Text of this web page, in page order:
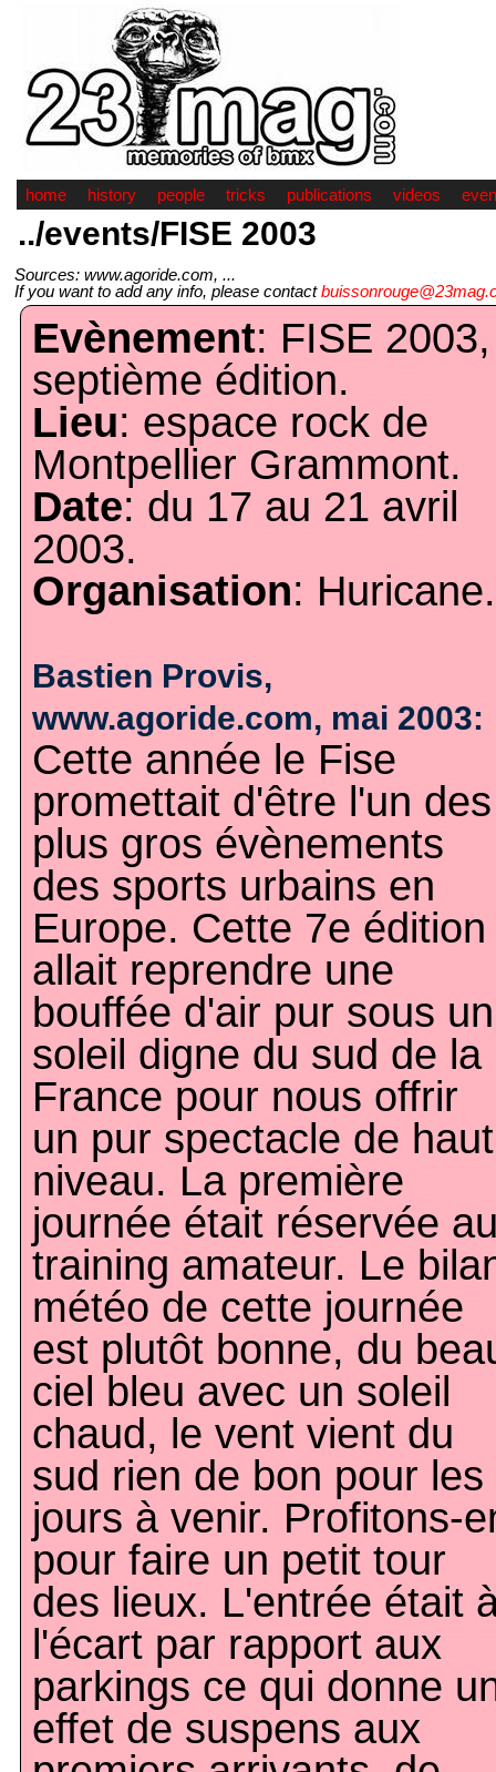
home history people tricks publications videos
../events/FISE 2003
Sources: www.agoride.com, ...
If you want to add any info, please contact
Evènement: FISE 2003,
septième édition.
Lieu: espace rock de
Montpellier Grammont.
Date: du 17 au 21 avril
2003.
Organisation: Huricane.
Bastien Provis,
www.agoride.com, mai 2003:
Cette année le Fise
promettait d'être l'un des
plus gros évènements
des sports urbains en
Europe. Cette 7e édition
allait reprendre une
bouffée d'air pur sous un
soleil digne du sud de la
France pour nous offrir
un pur spectacle de haut
niveau. La première
journée était réservée
training amateur. Le
météo de cette journée
est plutôt bonne, du
ciel bleu avec un soleil
chaud, le vent vient du
sud rien de bon pour les
jours à venir. Profitons-
pour faire un petit tour
des lieux. L'entrée était
l'écart par rapport aux
parkings ce qui donne
effet de suspens aux